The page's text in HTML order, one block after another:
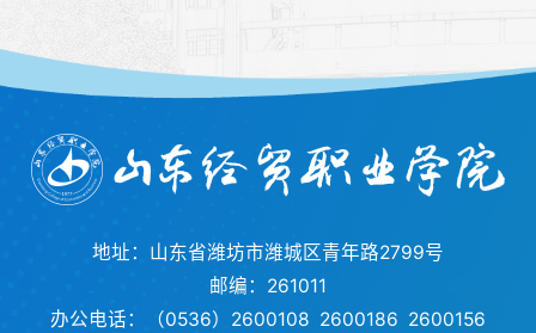
地址：山东省潍坊市潍城区青年路2799号
邮编：261011
办公电话：（0536）2600108 2600186 2600156